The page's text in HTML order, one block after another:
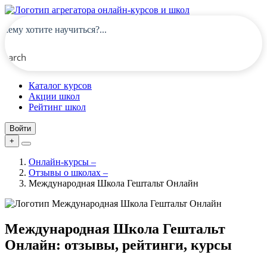
Каталог курсов
Акции школ
Рейтинг школ
Войти
+
Онлайн-курсы –
Отзывы о школах –
Международная Школа Гештальт Онлайн
Международная Школа Гештальт
Онлайн: отзывы, рейтинги, курсы